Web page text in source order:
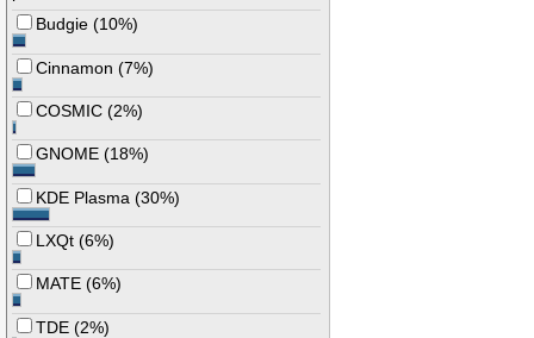
Budgie (10%)
Cinnamon (7%)
COSMIC (2%)
GNOME (18%)
KDE Plasma (30%)
LXQt (6%)
MATE (6%)
TDE (2%)